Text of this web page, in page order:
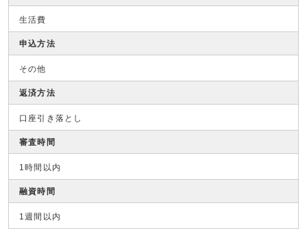
生活費
申込方法
その他
返済方法
口座引き落とし
審査時間
1時間以内
融資時間
1週間以内